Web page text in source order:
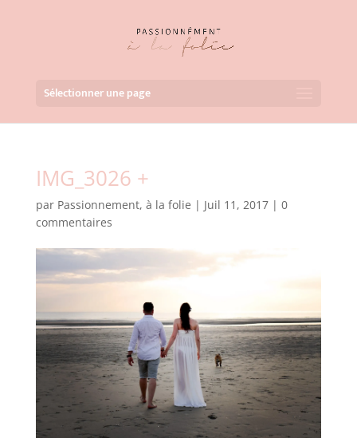
Sélectionner une page
IMG_3026 +
par Passionnement, à la folie | Juil 11, 2017| 0
commentaires